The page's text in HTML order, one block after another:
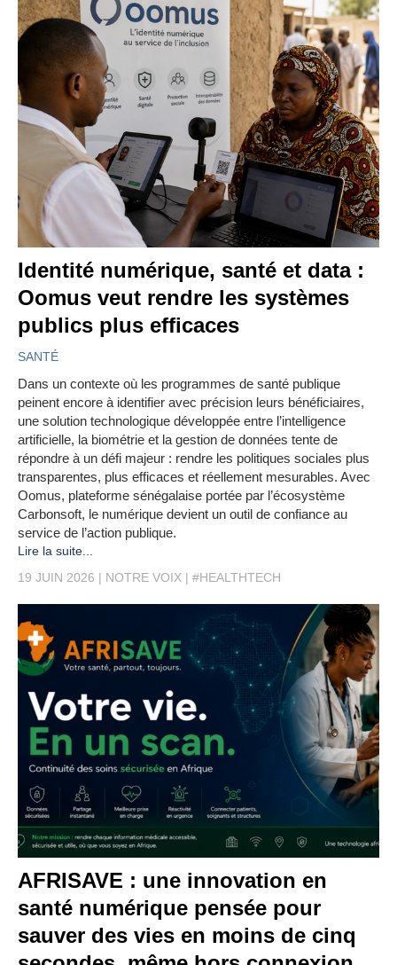
Identité numérique, santé et data :
Oomus veut rendre les systèmes
publics plus efficaces
SANTÉ
Dans un contexte où les programmes de santé publique
peinent encore à identifier avec précision leurs bénéficiaires,
une solution technologique développée entre l’intelligence
artificielle, la biométrie et la gestion de données tente de
répondre à un défi majeur : rendre les politiques sociales plus
transparentes, plus efficaces et réellement mesurables. Avec
Oomus, plateforme sénégalaise portée par l’écosystème
Carbonsoft, le numérique devient un outil de confiance au
service de l’action publique.
Lire la suite...
19 JUIN 2026
NOTRE VOIX #HEALTHTECH
AFRISAVE : une innovation en
santé numérique pensée pour
sauver des vies en moins de cinq